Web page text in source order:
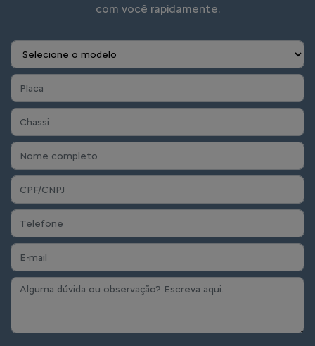
com você rapidamente.